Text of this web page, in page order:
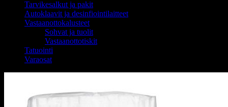
Tarvikesalkut ja pakit
Autoklaavit ja desinfiointilaitteet
Vastaanottokalusteet
Sohvat ja tuolit
Vastaanottotiskit
Tatuointi
Varaosat